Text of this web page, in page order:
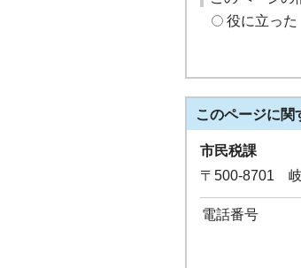
役に立った
このページに関
市民税課
〒500-8701
電話番号